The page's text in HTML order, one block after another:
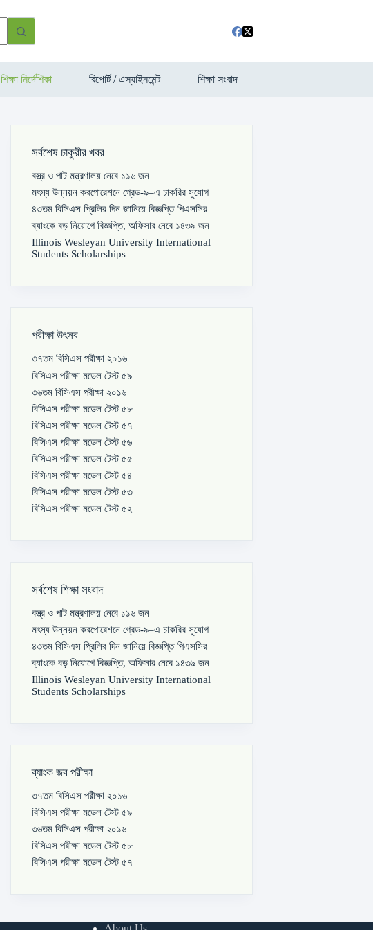
শিক্ষা নির্দেশিকা রিপোর্ট / এস্যাইনমেন্ট শিক্ষা সংবাদ
সর্বশেষ চাকুরীর খবর
বস্ত্র ও পাট মন্ত্রণালয় নেবে ১১৬ জন
মৎস্য উন্নয়ন করপোরেশনে গ্রেড-৯–এ চাকরির সুযোগ
৪৩তম বিসিএস প্রিলির দিন জানিয়ে বিজ্ঞপ্তি পিএসসির
ব্যাংকে বড় নিয়োগে বিজ্ঞপ্তি, অফিসার নেবে ১৪৩৯ জন
Illinois Wesleyan University International
Students Scholarships
পরীক্ষা উৎসব
৩৭তম বিসিএস পরীক্ষা ২০১৬
বিসিএস পরীক্ষা মডেল টেস্ট ৫৯
৩৬তম বিসিএস পরীক্ষা ২০১৬
বিসিএস পরীক্ষা মডেল টেস্ট ৫৮
বিসিএস পরীক্ষা মডেল টেস্ট ৫৭
বিসিএস পরীক্ষা মডেল টেস্ট ৫৬
বিসিএস পরীক্ষা মডেল টেস্ট ৫৫
বিসিএস পরীক্ষা মডেল টেস্ট ৫৪
বিসিএস পরীক্ষা মডেল টেস্ট ৫৩
বিসিএস পরীক্ষা মডেল টেস্ট ৫২
সর্বশেষ শিক্ষা সংবাদ
বস্ত্র ও পাট মন্ত্রণালয় নেবে ১১৬ জন
মৎস্য উন্নয়ন করপোরেশনে গ্রেড-৯–এ চাকরির সুযোগ
৪৩তম বিসিএস প্রিলির দিন জানিয়ে বিজ্ঞপ্তি পিএসসির
ব্যাংকে বড় নিয়োগে বিজ্ঞপ্তি, অফিসার নেবে ১৪৩৯ জন
Illinois Wesleyan University International
Students Scholarships
ব্যাংক জব পরীক্ষা
৩৭তম বিসিএস পরীক্ষা ২০১৬
বিসিএস পরীক্ষা মডেল টেস্ট ৫৯
৩৬তম বিসিএস পরীক্ষা ২০১৬
বিসিএস পরীক্ষা মডেল টেস্ট ৫৮
বিসিএস পরীক্ষা মডেল টেস্ট ৫৭